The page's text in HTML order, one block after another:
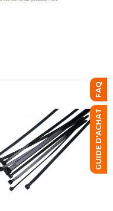
FAQ
GUIDE D'ACHAT